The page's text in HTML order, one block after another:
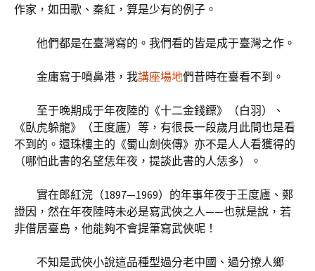
作家，如田歌、秦紅，算是少有的例子。
他們都是在臺灣寫的。我們看的皆是成于臺灣之作。
金庸寫于噴鼻港，我講座場地們昔時在臺看不到。
至于晚期成于年夜陸的《十二金錢鏢》（白羽）、
《臥虎躲龍》（王度廬）等，有很長一段歲月此間也是看
不到的。還珠樓主的《蜀山劍俠傳》亦不是人人看獲得的
（哪怕此書的名望恁年夜，提談此書的人恁多）。
實在郎紅浣（1897—1969）的年事年夜于王度廬、鄭
證因，然在年夜陸時未必是寫武俠之人——也就是說，若
非借居臺島，他能夠不會提筆寫武俠呢！
不知是武俠小說這品種型過分老中國、過分撩人鄉